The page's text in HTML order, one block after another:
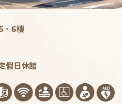
、6樓
假日休館